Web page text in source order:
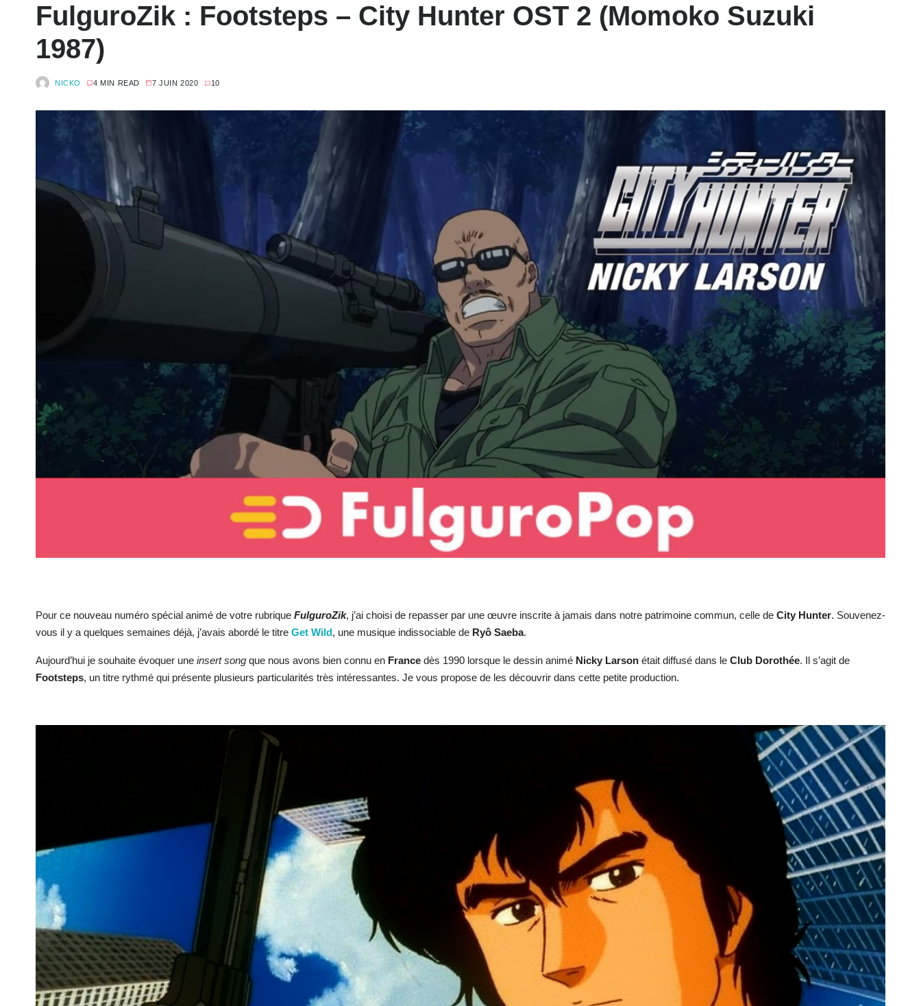
FulguroZik : Footsteps – City Hunter OST 2 (Momoko Suzuki
1987)
NICKO 4 MIN READ 7 JUIN 2020 10
Pour ce nouveau numéro spécial animé de votre rubrique FulguroZik, j’ai choisi de repasser par une œuvre inscrite à jamais dans notre patrimoine commun, celle de City Hunter. Souvenez-
vous il y a quelques semaines déjà, j’avais abordé le titre Get Wild, une musique indissociable de Ryô Saeba.
Aujourd’hui je souhaite évoquer une insert song que nous avons bien connu en France dès 1990 lorsque le dessin animé Nicky Larson était diffusé dans le Club Dorothée. Il s’agit de
Footsteps, un titre rythmé qui présente plusieurs particularités très intéressantes. Je vous propose de les découvrir dans cette petite production.